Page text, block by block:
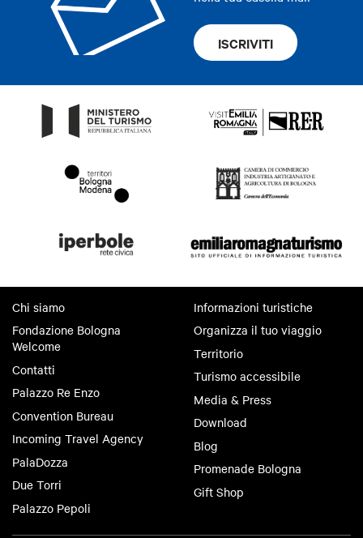
ISCRIVITI
Chi siamo
Fondazione Bologna
Welcome
Contatti
Palazzo Re Enzo
Convention Bureau
Incoming Travel Agency
PalaDozza
Due Torri
Palazzo Pepoli
Informazioni turistiche
Organizza il tuo viaggio
Territorio
Turismo accessibile
Media & Press
Download
Blog
Promenade Bologna
Gift Shop